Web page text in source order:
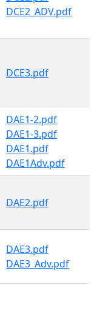
DCE2_ADV.pdf
DCE3.pdf
DAE1-2.pdf
DAE1-3.pdf
DAE1.pdf
DAE1Adv.pdf
DAE2.pdf
DAE3.pdf
DAE3_Adv.pdf